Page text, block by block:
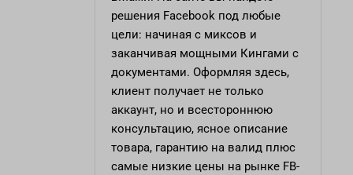
решения Facebook под любые
цели: начиная с миксов и
заканчивая мощными Кингами с
документами. Оформляя здесь,
клиент получает не только
аккаунт, но и всестороннюю
консультацию, ясное описание
товара, гарантию на валид плюс
самые низкие цены на рынке FB-